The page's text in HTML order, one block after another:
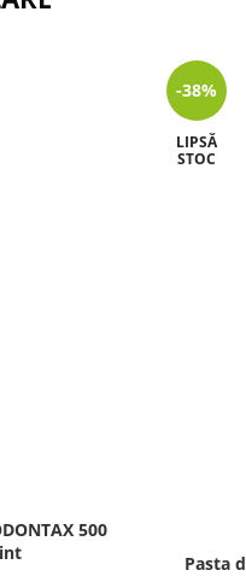
500
-38%
LIPSĂ
STOC
Pasta